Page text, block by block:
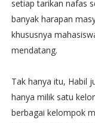
setiap tarikan nafas
banyak harapan
khususnya
mendatang.
Tak hanya itu, Habil
hanya milik satu
berbagai kelompok